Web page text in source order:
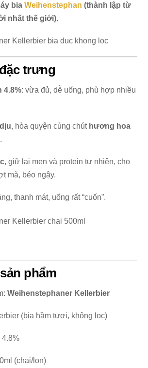
biaWeihenstephan (thành lập từ
nhất thế giới).
trưng
4.8%: vừa đủ, dễ uống, phù hợp nhiều
, hòa quyện cùng chút hương hoa
.
, giữ lại men và protein tự nhiên, cho
mà, béo ngậy.
thanh mát, uống rất “cuốn”.
phẩm
Weihenstephaner Kellerbier
(bia hầm tươi, không lọc)
4.8%
(chai/lon)